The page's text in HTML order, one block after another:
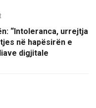
“Intoleranca, urrejtja
në hapësirën e
digjitale